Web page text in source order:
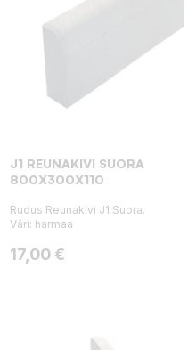
J1 REUNAKIVI SUORA
800X300X110
Rudus Reunakivi J1 Suora.
Väri: harmaa
Hinta
17,00 €